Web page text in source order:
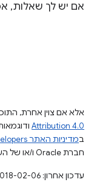
אם יש לך שאלות,
אלא אם צוין אחרת,
Attribution 4.0
במדיניות האתר Google Developers‏
חברת Oracle ו/או של השותפים העצמאיים שלה.
עדכון אחרון: 2018-02-06 (שעון UTC).